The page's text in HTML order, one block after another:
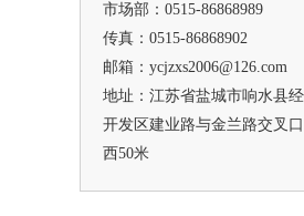
市场部：0515-86868989
传真：0515-86868902
邮箱：ycjzxs2006@126.com
地址：江苏省盐城市响水县
开发区建业路与金兰路交叉
西50米